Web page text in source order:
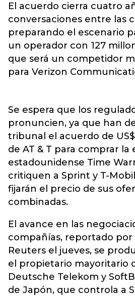
El acuerdo cierra cuatro
conversaciones entre las
preparando el escenario
un operador con 127
que será un competidor
para Verizon
Se espera que los
pronuncien, ya que han
tribunal el acuerdo de
de AT & T para comprar la
estadounidense Time
critiquen a Sprint y T-
fijarán el precio de sus
combinadas.
El avance en las
compañías, reportado
Reuters el jueves, se
el propietario mayoritario
Deutsche Telekom y
de Japón, que controla a